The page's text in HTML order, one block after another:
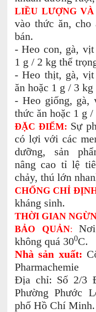
LIỀU LƯỢNG
vào thức ăn,
bán.
- Heo con, gà, vịt
1 g / 2 kg thể
- Heo thịt, gà,
ăn hoặc 1 g / 3 kg
- Heo giống, gà,
thức ăn hoặc 1 g
ĐẶC ĐIỂM: Sự
có lợi với các
dưỡng, sản
nâng cao tỉ lệ
chảy, thú lớn
CHỐNG CHỈ
kháng sinh.
THỜI GIAN
BẢO QUẢN:
không quá 300C.
Nhà sản xuất:
Pharmachemie
Địa chỉ: Số 2/3
Phường Phước
phố Hồ Chí Minh.